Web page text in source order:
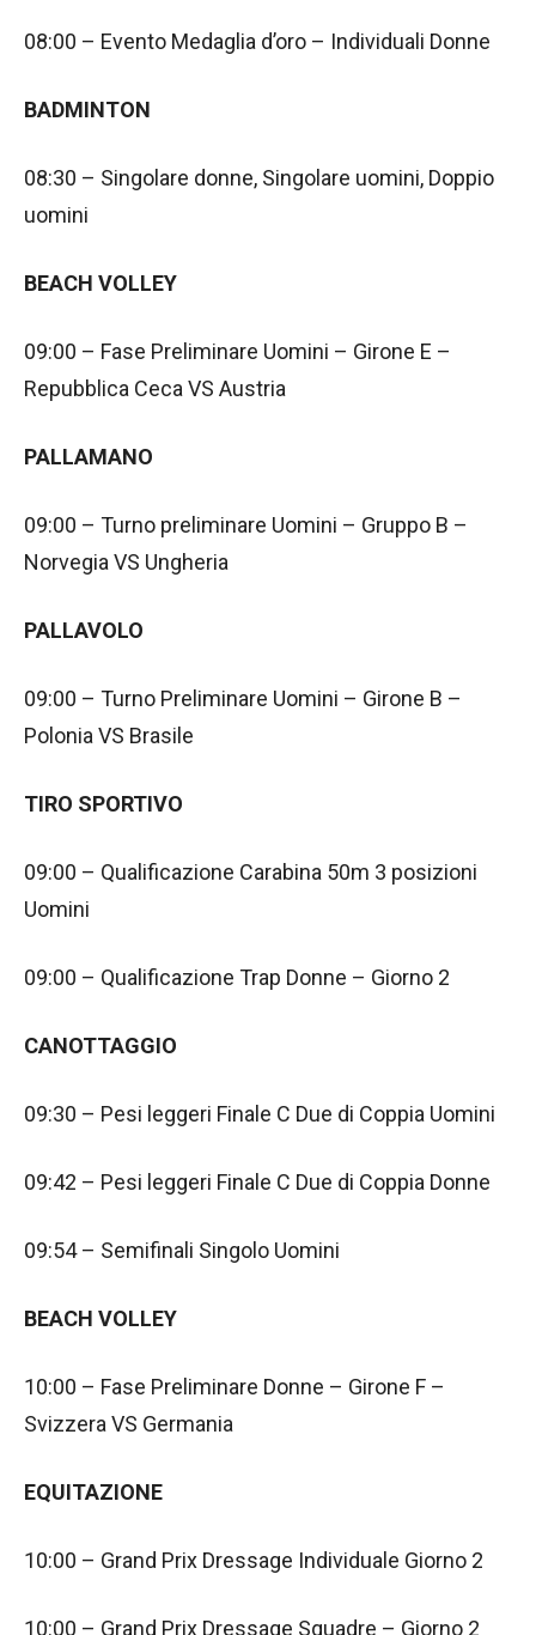
08:00 – Evento Medaglia d’oro – Individuali Donne
BADMINTON
08:30 – Singolare donne, Singolare uomini, Doppio
uomini
BEACH VOLLEY
09:00 – Fase Preliminare Uomini – Girone E –
Repubblica Ceca VS Austria
PALLAMANO
09:00 – Turno preliminare Uomini – Gruppo B –
Norvegia VS Ungheria
PALLAVOLO
09:00 – Turno Preliminare Uomini – Girone B –
Polonia VS Brasile
TIRO SPORTIVO
09:00 – Qualificazione Carabina 50m 3 posizioni
Uomini
09:00 – Qualificazione Trap Donne – Giorno 2
CANOTTAGGIO
09:30 – Pesi leggeri Finale C Due di Coppia Uomini
09:42 – Pesi leggeri Finale C Due di Coppia Donne
09:54 – Semifinali Singolo Uomini
BEACH VOLLEY
10:00 – Fase Preliminare Donne – Girone F –
Svizzera VS Germania
EQUITAZIONE
10:00 – Grand Prix Dressage Individuale Giorno 2
10:00 – Grand Prix Dressage Squadre – Giorno 2